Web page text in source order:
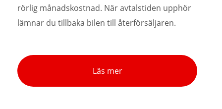
rörlig månadskostnad. När avtalstiden upphör
lämnar du tillbaka bilen till återförsäljaren.
Läs mer